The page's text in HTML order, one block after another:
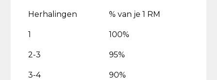
Herhalingen % van je 1 RM
1 100%
2-3 95%
3-4 90%